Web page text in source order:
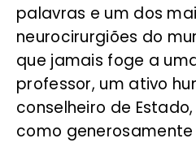
palavras e um dos
neurocirurgiões do
que jamais foge a
professor, um ativo
conselheiro de
como